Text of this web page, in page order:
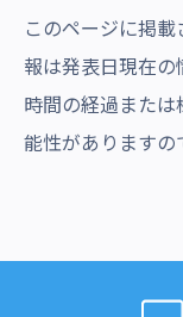
このページに掲
報は発表日現在の
時間の経過また
能性がありますの